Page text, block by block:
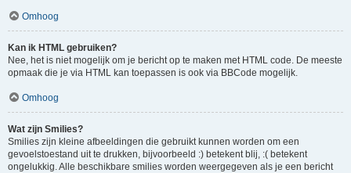
Omhoog
Kan ik HTML gebruiken?
Nee, het is niet mogelijk om je bericht op te maken met HTML code. De meeste
opmaak die je via HTML kan toepassen is ook via BBCode mogelijk.
Omhoog
Wat zijn Smilies?
Smilies zijn kleine afbeeldingen die gebruikt kunnen worden om een
gevoelstoestand uit te drukken, bijvoorbeeld :) betekent blij, :( betekent
ongelukkig. Alle beschikbare smilies worden weergegeven als je een bericht